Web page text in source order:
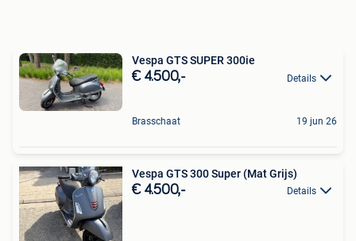
Vespa GTS SUPER 300ie
€ 4.500,- Details
Brasschaat 19 jun 26
Vespa GTS 300 Super (Mat Grijs)
€ 4.500,- Details